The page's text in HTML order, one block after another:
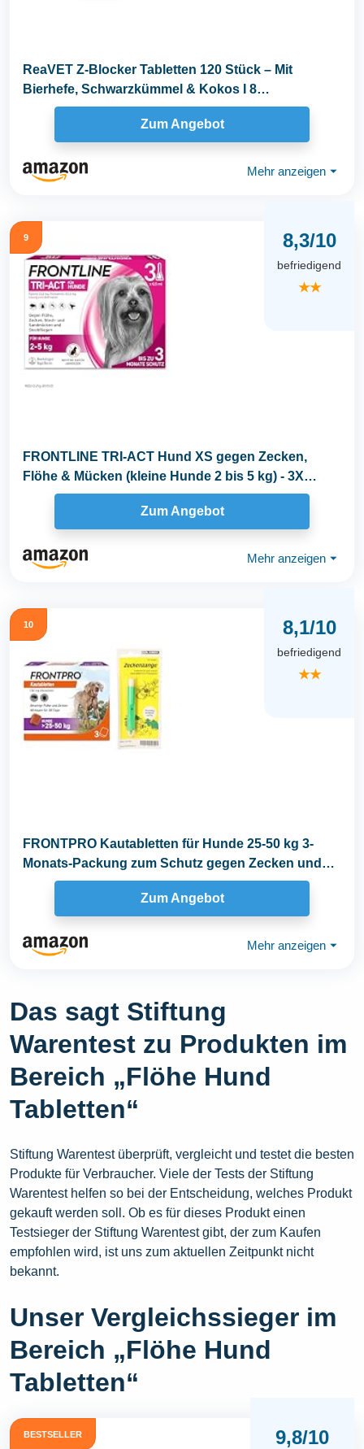
ReaVET Z-Blocker Tabletten 120 Stück – Mit
Bierhefe, Schwarzkümmel & Kokos I 8
Monatsrationen...
Zum Angebot
Mehr anzeigen ⏷
9 8,3/10
befriedigend
★★
FRONTLINE TRI-ACT Hund XS gegen Zecken,
Flöhe & Mücken (kleine Hunde 2 bis 5 kg) - 3X
Pipetten...
Zum Angebot
Mehr anzeigen ⏷
10 8,1/10
befriedigend
★★
FRONTPRO Kautabletten für Hunde 25-50 kg 3-
Monats-Packung zum Schutz gegen Zecken und
Flöhe mit...
Zum Angebot
Mehr anzeigen ⏷
Das sagt Stiftung
Warentest zu Produkten im
Bereich „Flöhe Hund
Tabletten“
Stiftung Warentest überprüft, vergleicht und testet die besten
Produkte für Verbraucher. Viele der Tests der Stiftung
Warentest helfen so bei der Entscheidung, welches Produkt
gekauft werden soll. Ob es für dieses Produkt einen
Testsieger der Stiftung Warentest gibt, der zum Kaufen
empfohlen wird, ist uns zum aktuellen Zeitpunkt nicht
bekannt.
Unser Vergleichssieger im
Bereich „Flöhe Hund
Tabletten“
BESTSELLER 9,8/10